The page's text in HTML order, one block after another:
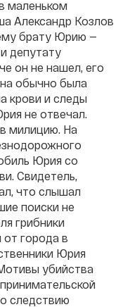
маленьком
Александр Козлов
брату Юрию —
депутату
он не нашел, его
обычно была
крови и следы
не отвечал.
милицию. На
Юрия со
Свидетель,
что слышал
поиски не
грибники
от города в
Юрия
убийства
следствию